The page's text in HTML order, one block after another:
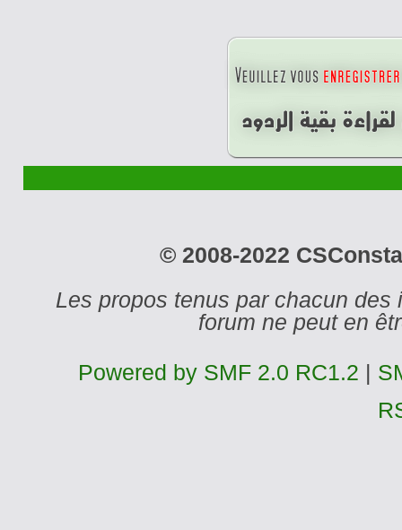
© 2008-2022
Les propos tenus par chacun
forum ne peut en
Powered by SMF 2.0 RC1.2 |